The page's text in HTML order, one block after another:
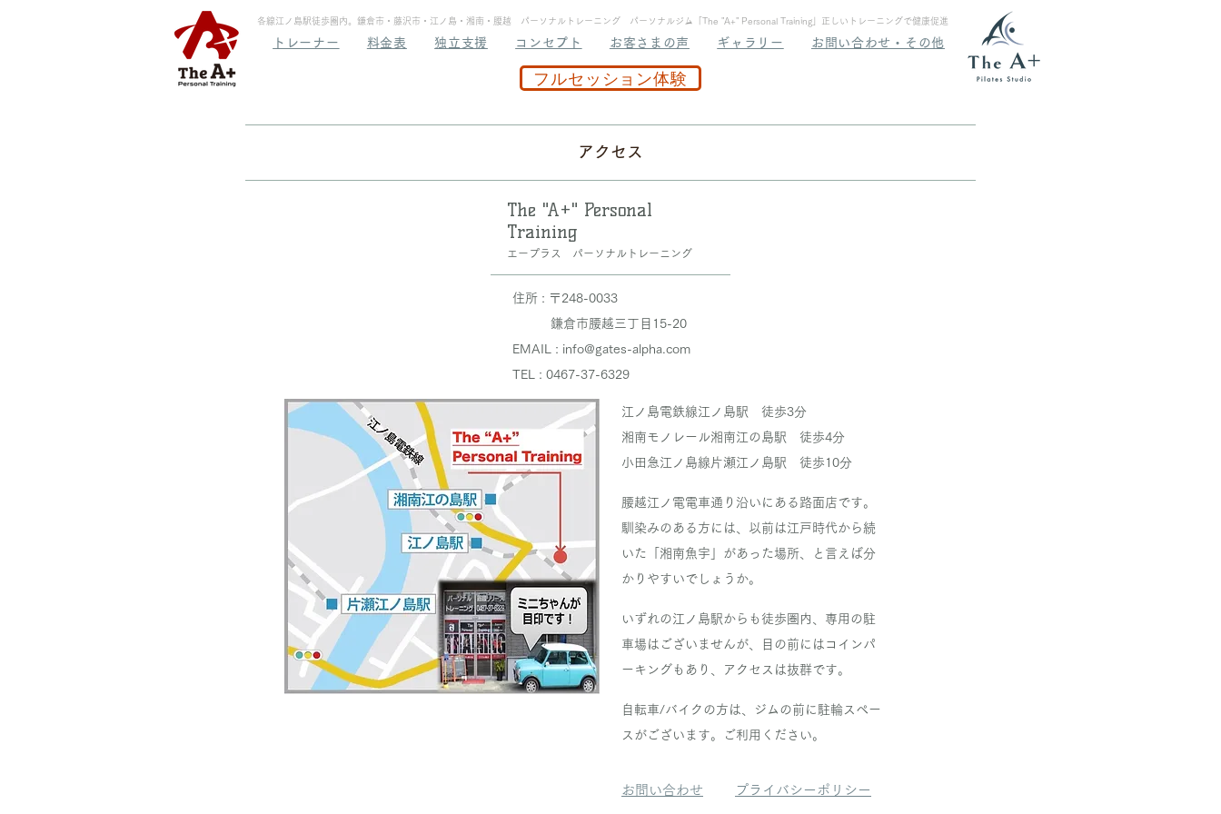
各線江ノ島駅徒歩圏内。鎌倉市・藤沢市・江ノ島・湘南・腰越 パーソナルトレーニング パーソナルジム「The "A+" Personal Training」正しいトレーニングで健康促進
トレーナー 料金表 独立支援 コンセプト お客さまの声 ギャラリー お問い合わせ・その他
フルセッション体験
アクセス
The "A+" Personal
Training
エープラス パーソナルトレーニング
住所 : 〒248-0033
鎌倉市腰越三丁目15-20
EMAIL : info@gates-alpha.com
TEL : 0467-37-6329
江ノ島電鉄線江ノ島駅 徒歩3分
湘南モノレール湘南江の島駅 徒歩4分
小田急江ノ島線片瀬江ノ島駅 徒歩10分
腰越江ノ電電車通り沿いにある路面店です。
馴染みのある方には、以前は江戸時代から続
いた「湘南魚宇」があった場所、と言えば分
かりやすいでしょうか。
いずれの江ノ島駅からも徒歩圏内、専用の駐
車場はございませんが、目の前にはコインパ
ーキングもあり、アクセスは抜群です。
自転車/バイクの方は、ジムの前に駐輪スペー
スがございます。ご利用ください。
お問い合わせ プライバシーポリシー